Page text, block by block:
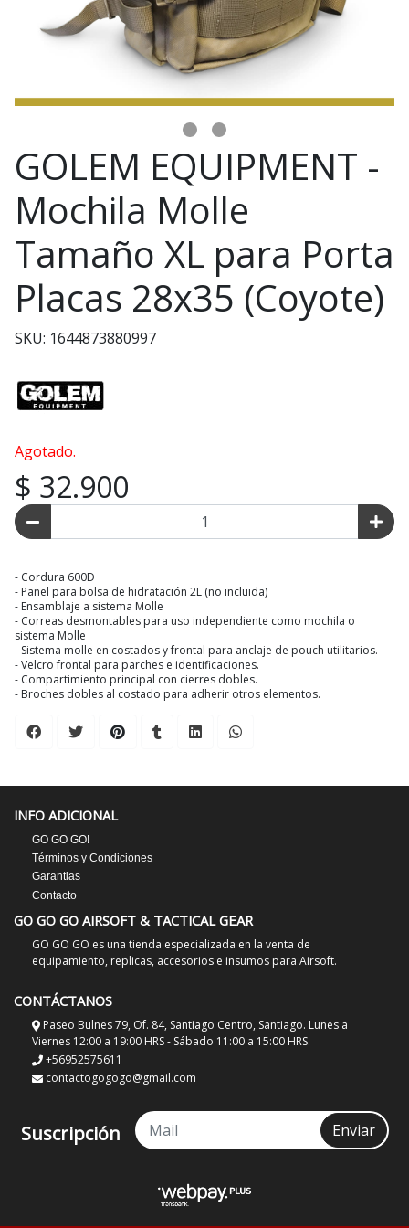
GOLEM EQUIPMENT -
Mochila Molle
Tamaño XL para Porta
Placas 28x35 (Coyote)
SKU: 1644873880997
Agotado.
$ 32.900
- Cordura 600D
- Panel para bolsa de hidratación 2L (no incluida)
- Ensamblaje a sistema Molle
- Correas desmontables para uso independiente como mochila o
sistema Molle
- Sistema molle en costados y frontal para anclaje de pouch utilitarios.
- Velcro frontal para parches e identificaciones.
- Compartimiento principal con cierres dobles.
- Broches dobles al costado para adherir otros elementos.
INFO ADICIONAL
GO GO GO!
Términos y Condiciones
Garantias
Contacto
GO GO GO AIRSOFT & TACTICAL GEAR
GO GO GO es una tienda especializada en la venta de
equipamiento, replicas, accesorios e insumos para Airsoft.
CONTÁCTANOS
Paseo Bulnes 79, Of. 84, Santiago Centro, Santiago. Lunes a
Viernes 12:00 a 19:00 HRS - Sábado 11:00 a 15:00 HRS.
+56952575611
contactogogogo@gmail.com
Suscripción Enviar